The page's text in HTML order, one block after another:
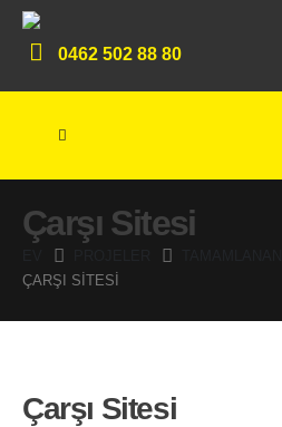
0462 502 88 80
Çarşı Sitesi
ÇARŞI SITESI
Çarşı Sitesi